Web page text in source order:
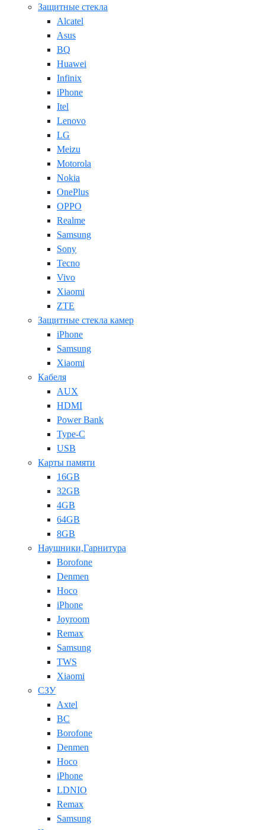
Защитные стекла
Alcatel
Asus
BQ
Huawei
Infinix
iPhone
Itel
Lenovo
LG
Meizu
Motorola
Nokia
OnePlus
OPPO
Realme
Samsung
Sony
Tecno
Vivo
Xiaomi
ZTE
Защитные стекла камер
iPhone
Samsung
Xiaomi
Кабеля
AUX
HDMI
Power Bank
Type-C
USB
Карты памяти
16GB
32GB
4GB
64GB
8GB
Наушники,Гарнитура
Borofone
Denmen
Hoco
iPhone
Joyroom
Remax
Samsung
TWS
Xiaomi
СЗУ
Axtel
BC
Borofone
Denmen
Hoco
iPhone
LDNIO
Remax
Samsung